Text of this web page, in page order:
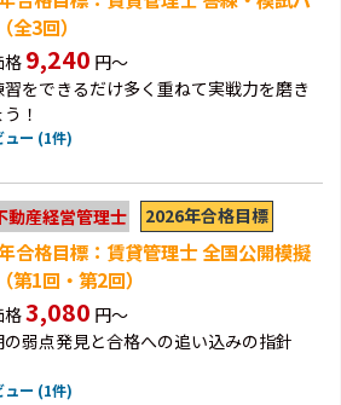
全3回）
格 9,240 円～
習をできるだけ多く重ねて実戦力を磨き
！
ュー (1件)
動産経営管理士 2026年合格目標
合格目標：賃貸管理士 全国公開模擬
第1回・第2回）
格3,080 円～
弱点発見と合格への追い込みの指針
ュー (1件)